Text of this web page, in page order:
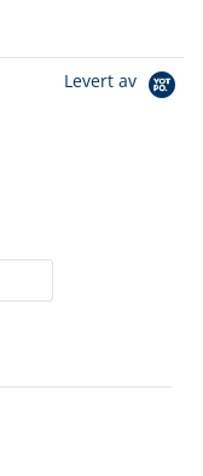
Levert av